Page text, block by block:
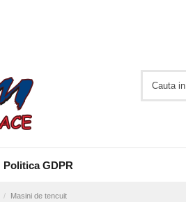
Politica GDPR
Masini de tencuit